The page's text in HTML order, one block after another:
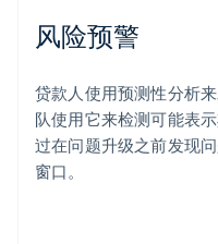
风险预警
贷款人使用预测性分析
队使用它来检测可能表
过在问题升级之前发现
窗口。